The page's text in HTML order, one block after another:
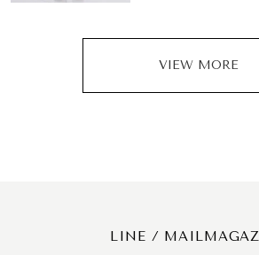
VIEW MORE
LINE /